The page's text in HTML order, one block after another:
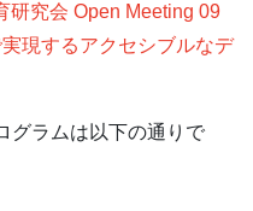
研究会 Open Meeting 09
現するアクセシブルなデ
グラムは以下の通りで